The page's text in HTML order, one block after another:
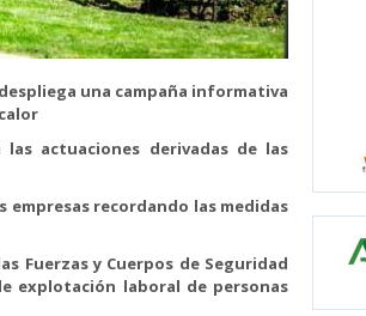
una campaña informativa
actuaciones derivadas de las
empresas recordando las medidas
Fuerzas y Cuerpos de Seguridad
explotación laboral de personas